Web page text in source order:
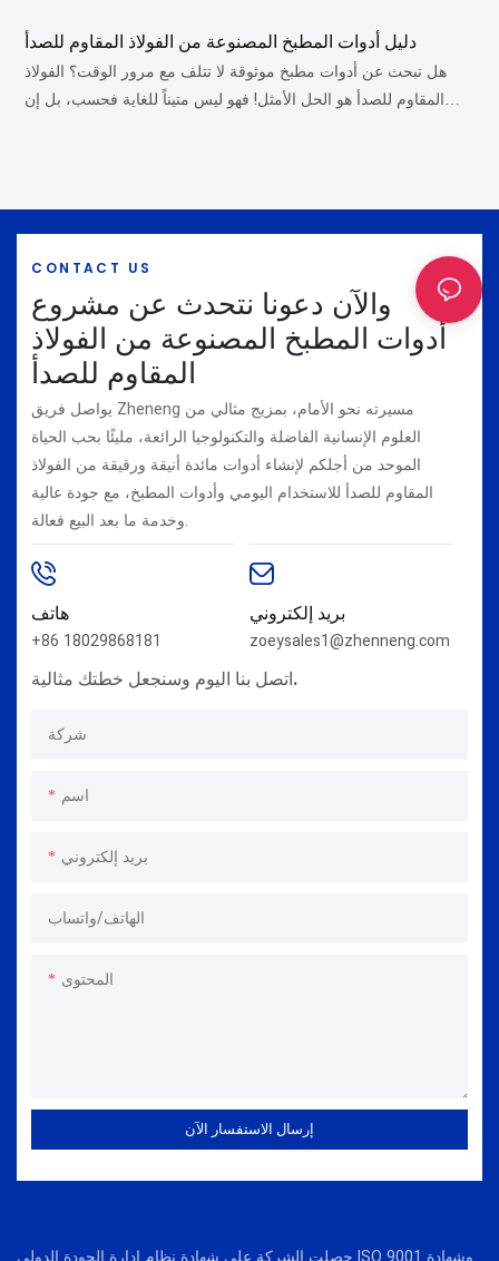
دليل أدوات المطبخ المصنوعة من الفولاذ المقاوم للصدأ
هل تبحث عن أدوات مطبخ موثوقة لا تتلف مع مرور الوقت؟ الفولاذ
المقاوم للصدأ هو الحل الأمثل! فهو ليس متيناً للغاية فحسب، بل إن
CONTACT US
والآن دعونا نتحدث عن مشروع
أدوات المطبخ المصنوعة من الفولاذ
المقاوم للصدأ
يواصل فريق Zheneng مسيرته نحو الأمام، بمزيج مثالي من
العلوم الإنسانية الفاضلة والتكنولوجيا الرائعة، مليئًا بحب الحياة
الموحد من أجلكم لإنشاء أدوات مائدة أنيقة ورقيقة من الفولاذ
المقاوم للصدأ للاستخدام اليومي وأدوات المطبخ، مع جودة عالية
وخدمة ما بعد البيع فعالة.
هاتف
+86 18029868181
بريد إلكتروني
zoeysales1@zhenneng.com
اتصل بنا اليوم وسنجعل خطتك مثالية.
شركة
اسم
بريد إلكتروني
الهاتف/واتساب
المحتوى
إرسال الاستفسار الآن